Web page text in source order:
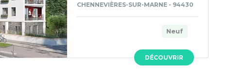
DÉCOUVRIR
CHENNEVIÈRES-SUR-MARNE - 94430
Neuf